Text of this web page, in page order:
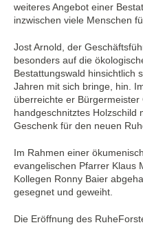
weiteres Angebot einer
inzwischen viele Menschen
Jost Arnold, der
besonders auf die
Bestattungswald hinsichtlich
Jahren mit sich bringe, hin.
überreichte er
handgeschnitztes Holzschild
Geschenk für den neuen
Im Rahmen einer
evangelischen Pfarrer Klaus
Kollegen Ronny Baier
gesegnet und geweiht.
Die Eröffnung des